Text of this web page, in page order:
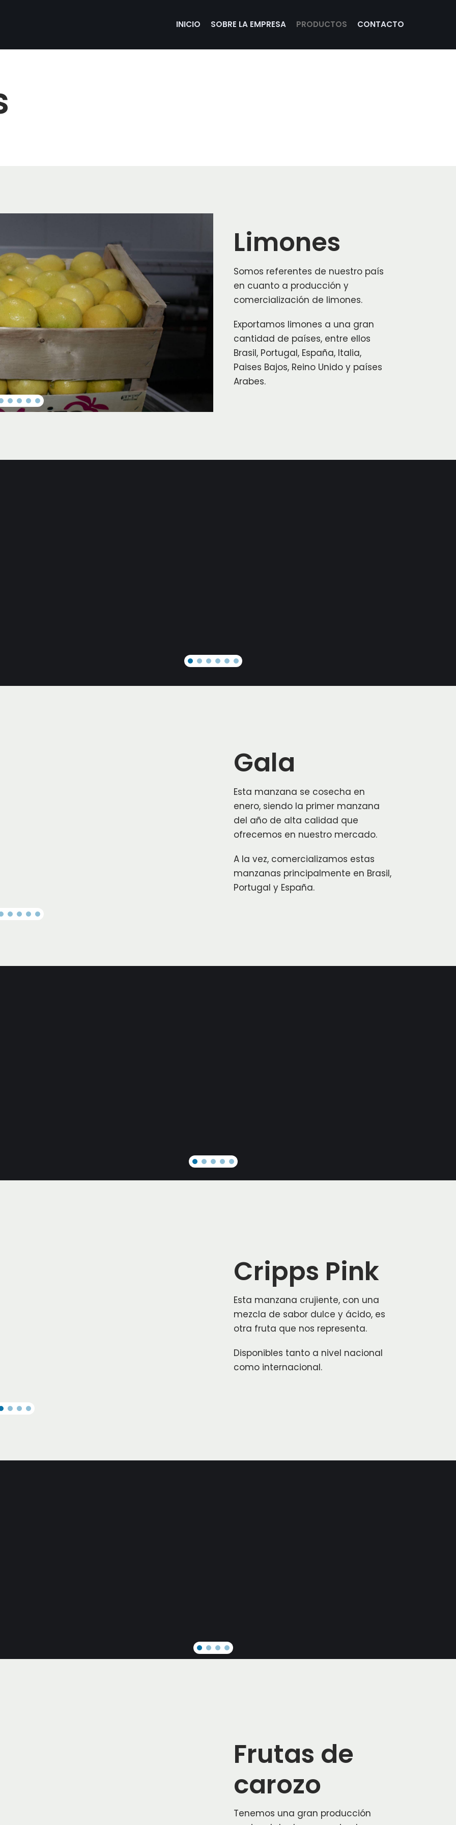
INICIO SOBRE LA EMPRESA PRODUCTOS CONTACTO
Limones
Somos referentes de nuestro país
en cuanto a producción y
comercialización de limones.
Exportamos limones a una gran
cantidad de países, entre ellos
Brasil, Portugal, España, Italia,
Paises Bajos, Reino Unido y países
Arabes.
Gala
Esta manzana se cosecha en
enero, siendo la primer manzana
del año de alta calidad que
ofrecemos en nuestro mercado.
A la vez, comercializamos estas
manzanas principalmente en Brasil,
Portugal y España.
Cripps Pink
Esta manzana crujiente, con una
mezcla de sabor dulce y ácido, es
otra fruta que nos representa.
Disponibles tanto a nivel nacional
como internacional.
Frutas de
carozo
Tenemos una gran producción